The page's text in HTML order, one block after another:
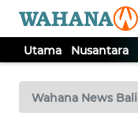
Utama Nusantara
Wahana News Bali
TV
Tutup